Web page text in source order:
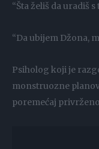
“Šta želiš da uradiš
“Da ubijem Džona,
Psiholog koji je
monstruozne
poremećaj